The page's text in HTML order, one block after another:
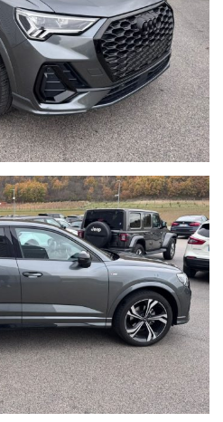
pullman dalla stazione di Pesaro
il versante tirrenico.
annunci dal sistema automatico
anche differire o presentare
che questo è solo un'annuncio
a verificare in sede di persona
stato dell'auto se volete anche
o referente di fiducia e la